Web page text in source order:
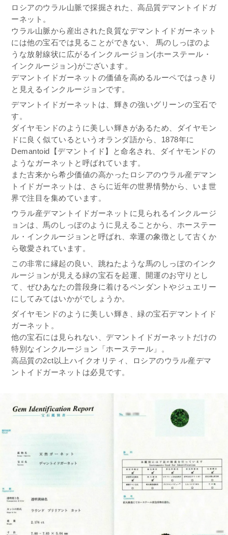
ロシアのウラル山脈で採掘された、高品質デマントイドガ
ーネット。
ウラル山脈から産出された良質なデマントイドガーネット
には他の宝石では見ることができない、 馬のしっぽのよ
うな放射線状に広がるインクルージョン(ホーステール・
インクルージョン)がございます。
デマントイドガーネットの価値を高めるルーペではっきり
と見えるインクルージョンです。
デマントイドガーネットは、輝きの強いグリーンの宝石で
す。
ダイヤモンドのように美しい輝きがあるため、ダイヤモン
ドに良く似ているというオランダ語から、1878年に
Demantoid【デマントイド】と命名され、ダイヤモンドの
ようなガーネットと呼ばれています。
また古来から希少価値の高かったロシアのウラル産デマン
トイドガーネットは、さらに近年の世界情勢から、いま世
界で注目を集めています。
ウラル産デマントイドガーネットに見られるインクルージ
ョンは、馬のしっぽのように見えることから、ホーステー
ル・インクルージョンと呼ばれ、幸運の象徴として古くか
ら敬愛されています。
この非常に縁起の良い、跳ねたような馬のしっぽのインク
ルージョンが見える緑の宝石を起運、開運のお守りとし
て、ぜひあなたの普段身に着けるペンダントやジュエリー
にしてみてはいかがでしょうか。
ダイヤモンドのように美しい輝き、緑の宝石デマントイド
ガーネット。
他の宝石には見られない、デマントイドガーネットだけの
特別なインクルージョン「ホーステール」。
高品質の2ct以上ハイクオリティ、ロシアのウラル産デマ
ントイドガーネットは必見です。